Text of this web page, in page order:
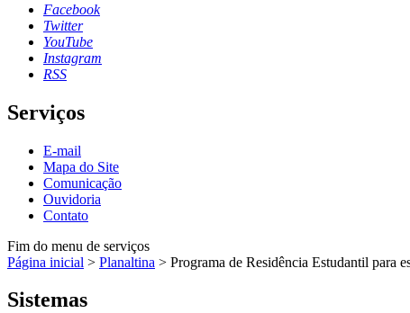
Facebook
Twitter
YouTube
Instagram
RSS
Serviços
E-mail
Mapa do Site
Comunicação
Ouvidoria
Contato
Fim do menu de serviços
Página inicial > Planaltina > Programa de Residência Estudantil para
Sistemas